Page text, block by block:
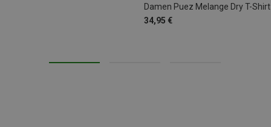
Damen Puez Melange Dry T-Shirt
34,95 €